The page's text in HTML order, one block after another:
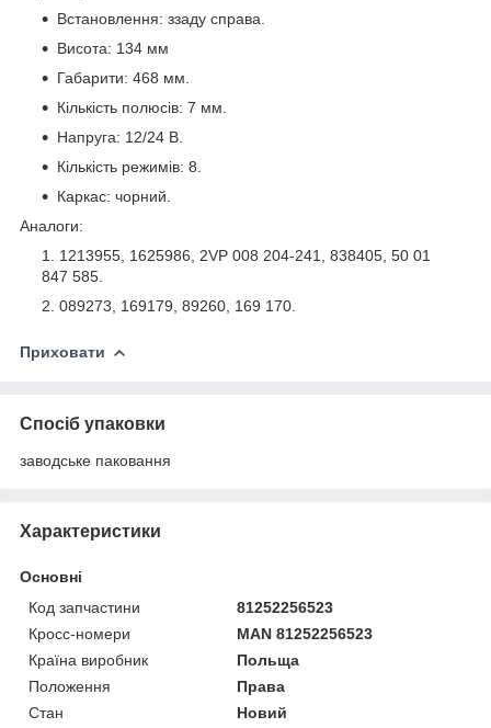
Встановлення: ззаду справа.
Висота: 134 мм
Габарити: 468 мм.
Кількість полюсів: 7 мм.
Напруга: 12/24 В.
Кількість режимів: 8.
Каркас: чорний.
Аналоги:
1213955, 1625986, 2VP 008 204-241, 838405, 50 01
847 585.
089273, 169179, 89260, 169 170.
Приховати
Спосіб упаковки
заводське паковання
Характеристики
Основні
Код запчастини
81252256523
Кросс-номери
MAN 81252256523
Країна виробник
Польща
Положення
Права
Стан
Новий